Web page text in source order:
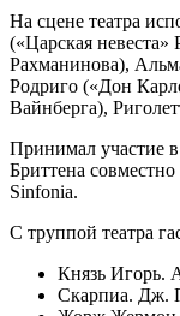
На сцене театра
(«Царская
Рахманинова),
Родриго («Дон
Вайнберга),
Принимал участие
Бриттена
Sinfonia.
С труппой театра
Князь Игорь.
Скарпиа. Дж.